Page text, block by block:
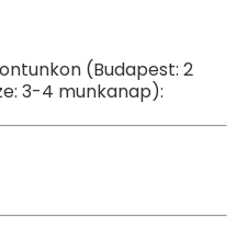
(Budapest: 2
3-4 munkanap):